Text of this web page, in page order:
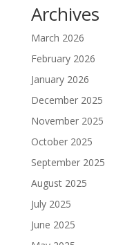
Archives
March 2026
February 2026
January 2026
December 2025
November 2025
October 2025
September 2025
August 2025
July 2025
June 2025